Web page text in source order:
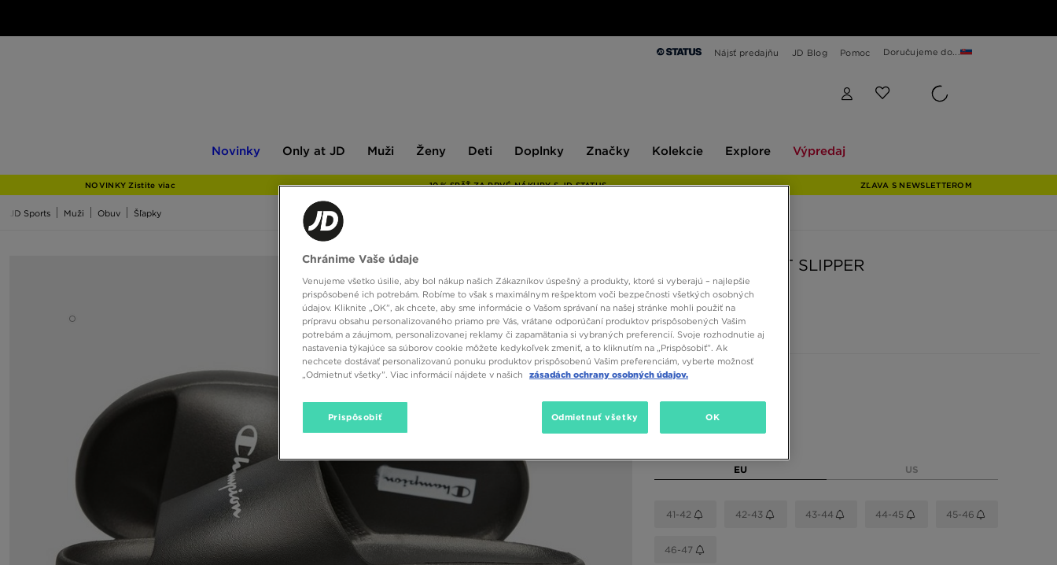
Nájsť predajňu JD Blog Pomoc Doručujeme do...
Novinky
JD
Only at JD Muži Ženy Deti Doplnky Značky Kolekcie Explore Výpredaj
NOVINKY Zistite viac 10 % SPÄŤ ZA PRVÉ NÁKUPY S JD STATUS ZĽAVA S NEWSLETTEROM
JD Sports Muži Obuv Šľapky
CHAMPION SOFT SLIPPER
20,00 €
Dostupné farby
Čierna
Vybrať veľkosť
EU US
41-42 42-43 43-44 44-45 45-46
46-47
Chránime Vaše údaje
Venujeme všetko úsilie, aby bol nákup našich Zákazníkov úspešný a produkty, ktoré si vyberajú – najlepšie
prispôsobené ich potrebám. Robíme to však s maximálnym rešpektom voči bezpečnosti všetkých osobných
údajov. Kliknite „OK”, ak chcete, aby sme informácie o Vašom správaní na našej stránke mohli použiť na
prípravu obsahu personalizovaného priamo pre Vás, vrátane odporúčaní produktov prispôsobených Vašim
potrebám a záujmom, personalizovanej reklamy či zapamätania si vybraných preferencií. Svoje rozhodnutie aj
nastavenia týkajúce sa súborov cookie môžete kedykoľvek zmeniť, a to kliknutím na „Prispôsobiť”. Ak
nechcete dostávať personalizovanú ponuku produktov prispôsobenú Vašim preferenciám, vyberte možnosť
„Odmietnuť všetky”. Viac informácií nájdete v našich
zásadách ochrany osobných údajov.
Prispôsobiť Odmietnuť všetky OK